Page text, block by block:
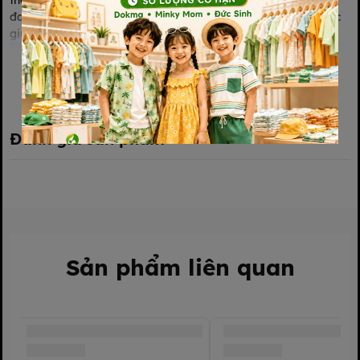
đa, giúp bé yêu luôn thoải mái, tiết kiệm thời gian & công sức
giúp ba mẹ thảnh thơi.
Xem thêm
Đánh giá sản phẩm
Sản phẩm liên quan